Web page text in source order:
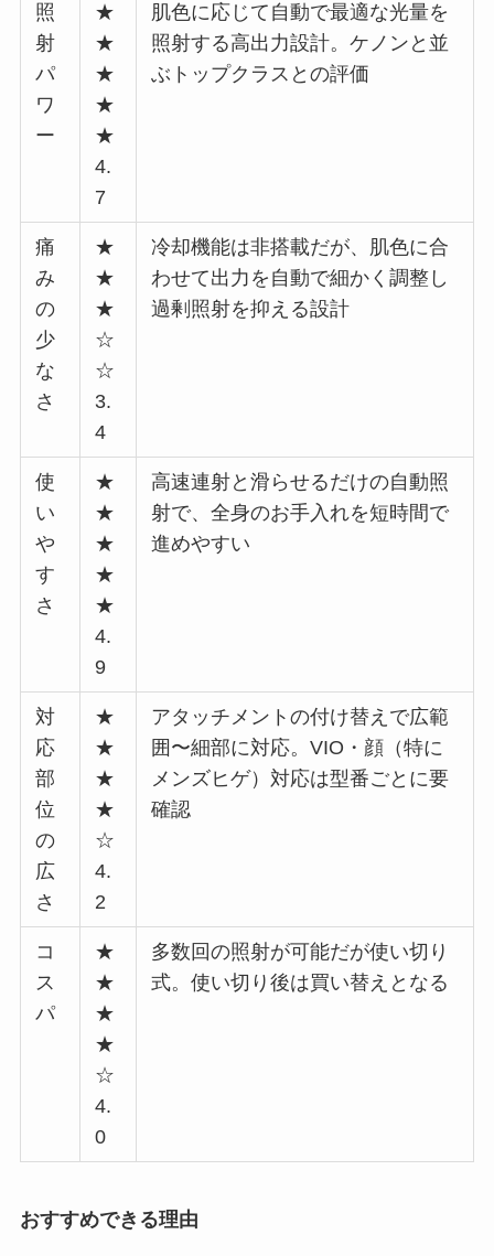
照
射
パ
ワ
ー
★
★
★
★
★
4.
7
肌色に応じて自動で最適な光量を
照射する高出力設計。ケノンと並
ぶトップクラスとの評価
痛
み
の
少
な
さ
★
★
★
☆
☆
3.
4
冷却機能は非搭載だが、肌色に合
わせて出力を自動で細かく調整し
過剰照射を抑える設計
使
い
や
す
さ
★
★
★
★
★
4.
9
高速連射と滑らせるだけの自動照
射で、全身のお手入れを短時間で
進めやすい
対
応
部
位
の
広
さ
★
★
★
★
☆
4.
2
アタッチメントの付け替えで広範
囲〜細部に対応。VIO・顔（特に
メンズヒゲ）対応は型番ごとに要
確認
コ
ス
パ
★
★
★
★
☆
4.
0
多数回の照射が可能だが使い切り
式。使い切り後は買い替えとなる
おすすめできる理由